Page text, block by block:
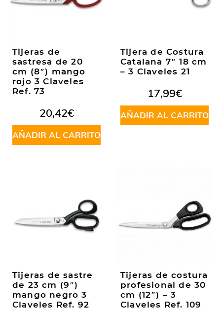
Tijeras de
sastresa de 20
cm (8″) mango
rojo 3 Claveles
Ref. 73
20,42€
AÑADIR AL CARRITO
Tijera de Costura
Catalana 7″ 18 cm
– 3 Claveles 21
17,99€
AÑADIR AL CARRITO
Tijeras de sastre
de 23 cm (9″)
mango negro 3
Claveles Ref. 92
Tijeras de costura
profesional de 30
cm (12″) – 3
Claveles Ref. 109